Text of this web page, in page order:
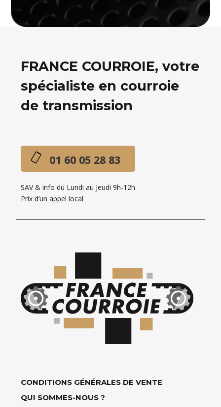
FRANCE COURROIE, votre
spécialiste en courroie
de transmission
01 60 05 28 83
SAV & info du Lundi au Jeudi 9h-12h
Prix d’un appel local
CONDITIONS GÉNÉRALES DE VENTE
QUI SOMMES-NOUS ?